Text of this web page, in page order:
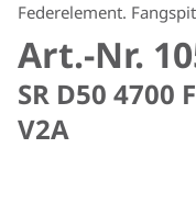
Federelement.
Art.-Nr.
SR D50 4700
V2A